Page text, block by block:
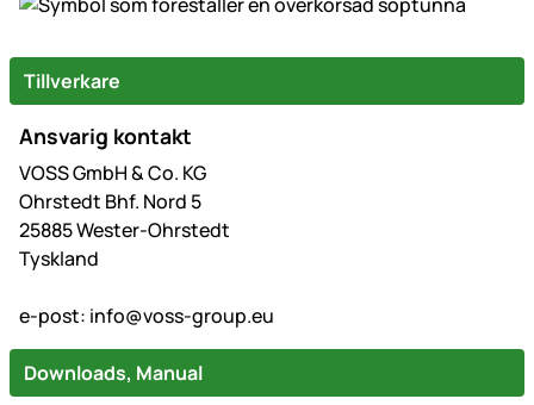
Tillverkare
Ansvarig kontakt
VOSS GmbH & Co. KG
Ohrstedt Bhf. Nord 5
25885 Wester-Ohrstedt
Tyskland
e-post: info@voss-group.eu
Downloads, Manual